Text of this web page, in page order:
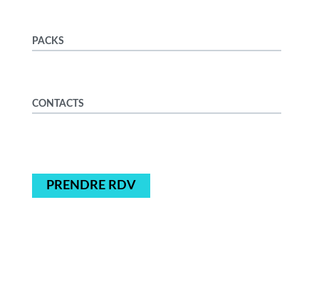
PACKS
CONTACTS
PRENDRE RDV